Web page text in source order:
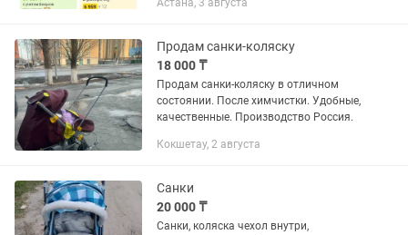
Астана, 3 августа
Продам санки-коляску
18 000 ₸
Продам санки-коляску в отличном
состоянии. После химчистки. Удобные,
качественные. Производство Россия.
Кокшетау, 2 августа
Санки
20 000 ₸
Санки, коляска чехол внутри,